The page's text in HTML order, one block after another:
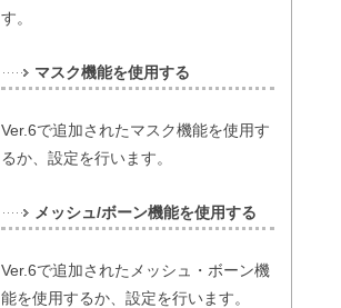
す。
マスク機能を使用する
Ver.6で追加されたマスク機能を使用す
るか、設定を行います。
メッシュ/ボーン機能を使用する
Ver.6で追加されたメッシュ・ボーン機
能を使用するか、設定を行います。